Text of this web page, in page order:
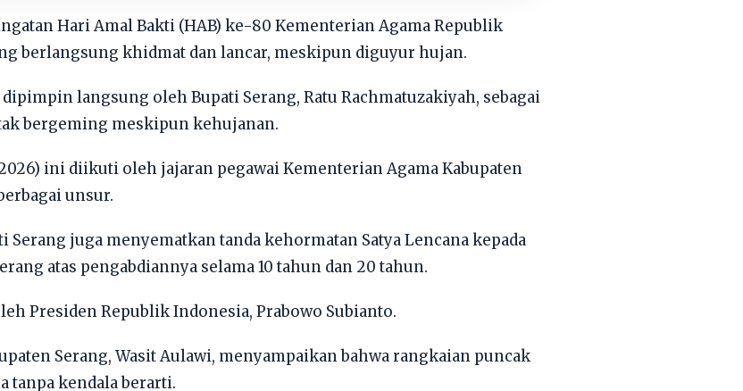
Hari Amal Bakti (HAB) ke-80 Kementerian Agama Republik
berlangsung khidmat dan lancar, meskipun diguyur hujan.
langsung oleh Bupati Serang, Ratu Rachmatuzakiyah, sebagai
bergeming meskipun kehujanan.
ini diikuti oleh jajaran pegawai Kementerian Agama Kabupaten
unsur.
Serang juga menyematkan tanda kehormatan Satya Lencana kepada
atas pengabdiannya selama 10 tahun dan 20 tahun.
Presiden Republik Indonesia, Prabowo Subianto.
Serang, Wasit Aulawi, menyampaikan bahwa rangkaian puncak
tanpa kendala berarti.